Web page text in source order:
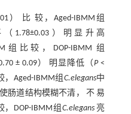
） 比 较，Aged-IBMM组
1.78±0.03）明显升高
组比较，DOP-IBMM 组
± 0.09） 明显降低（P<
，Aged-IBMM组 C.elegans中
肠道结构模糊不清， 不 易
，DOP-IBMM组 C.elegans亮